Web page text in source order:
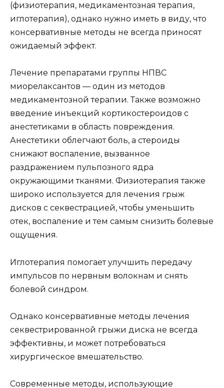
(физиотерапия, медикаментозная терапия,
иглотерапия), однако нужно иметь в виду, что
консервативные методы не всегда приносят
ожидаемый эффект.
Лечение препаратами группы НПВС
миорелаксантов — один из методов
медикаментозной терапии. Также возможно
введение инъекций кортикостероидов с
анестетиками в область повреждения.
Анестетики облегчают боль, а стероиды
снижают воспаление, вызванное
раздражением пульпозного ядра
окружающими тканями. Физиотерапия также
широко используется для лечения грыж
дисков с секвестрацией, чтобы уменьшить
отек, воспаление и тем самым снизить болевые
ощущения.
Иглотерапия помогает улучшить передачу
импульсов по нервным волокнам и снять
болевой синдром.
Однако консервативные методы лечения
секвестрированной грыжи диска не всегда
эффективны, и может потребоваться
хирургическое вмешательство.
Современные методы, использующие